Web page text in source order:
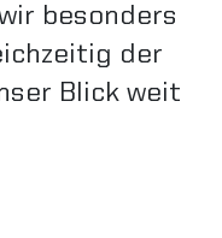
besonders
der
Blick weit